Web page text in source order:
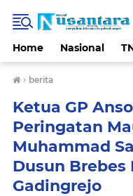
Home Nasional
› berita
Ketua GP
Peringatan
Muhammad
Dusun Brebes
Gadingrejo